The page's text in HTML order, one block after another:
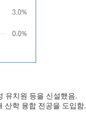
유치원 등을 신설했음.
산학 융합 전공을 도입함.